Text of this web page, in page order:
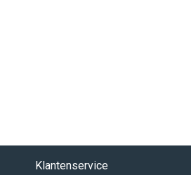
Klantenservice